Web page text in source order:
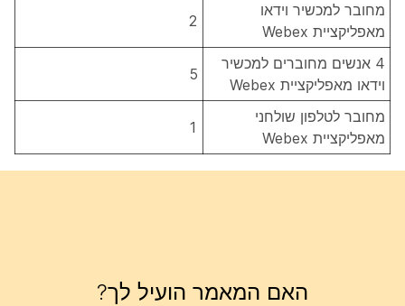
מחובר למכשיר וידאו
מאפליקציית Webex
2
4 אנשים מחוברים למכשיר
וידאו מאפליקציית Webex
5
מחובר לטלפון שולחני
מאפליקציית Webex
1
האם המאמר הועיל לך?